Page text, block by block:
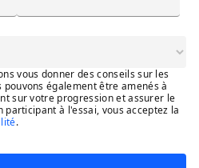
vous donner des conseils sur les
également être amenés à
sur votre progression et assurer le
à l'essai, vous acceptez la
.